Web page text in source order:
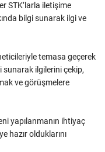
STK’larla iletişime
bilgi sunarak ilgi ve
temasa geçerek
sunarak ilgilerini çekip,
ve görüşmelere
yapılanmanın ihtiyaç
hazır olduklarını